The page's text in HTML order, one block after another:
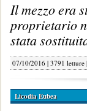
Il mezzo era
proprietario
stata
07/10/2016 | 3791 letture |
Licodia Eubea